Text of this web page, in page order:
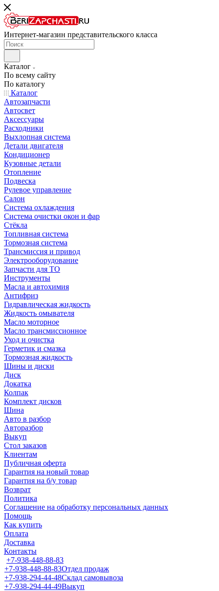
Интернет-магазин представительского класса
Каталог
По всему сайту
По каталогу
Каталог
Автозапчасти
Автосвет
Аксессуары
Расходники
Выхлопная система
Детали двигателя
Кондиционер
Кузовные детали
Отопление
Подвеска
Рулевое управление
Салон
Система охлаждения
Система очистки окон и фар
Стёкла
Топливная система
Тормозная система
Трансмиссия и привод
Электрооборудование
Запчасти для ТО
Инструменты
Масла и автохимия
Антифриз
Гидравлическая жидкость
Жидкость омывателя
Масло моторное
Масло трансмиссионное
Уход и очистка
Герметик и смазка
Тормозная жидкость
Шины и диски
Диск
Докатка
Колпак
Комплект дисков
Шина
Авто в разбор
Авторазбор
Выкуп
Стол заказов
Клиентам
Публичная оферта
Гарантия на новый товар
Гарантия на б/у товар
Возврат
Политика
Соглашение на обработку персональных данных
Помощь
Как купить
Оплата
Доставка
Контакты
+7-938-448-88-83
+7-938-448-88-83Отдел продаж
+7-938-294-44-48Склад самовывоза
+7-938-294-44-49Выкуп